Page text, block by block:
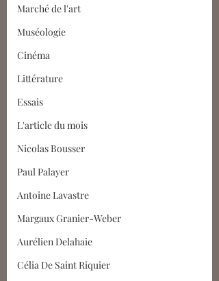
Marché de l'art
Muséologie
Cinéma
Littérature
Essais
L'article du mois
Nicolas Bousser
Paul Palayer
Antoine Lavastre
Margaux Granier-Weber
Aurélien Delahaie
Célia De Saint Riquier